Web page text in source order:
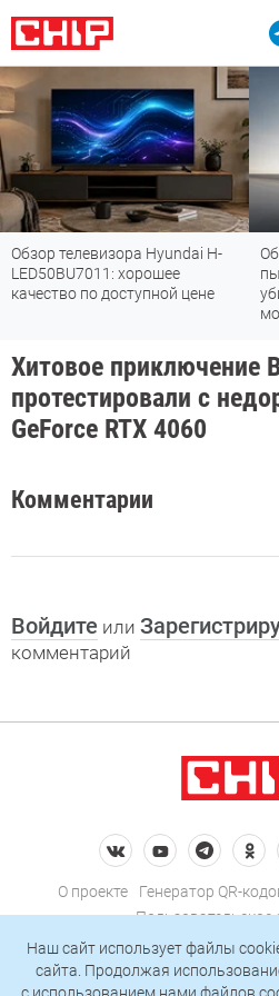
Обзор телевизора Hyundai H-
LED50BU7011: хорошее
качество по доступной цене
Хитовое приключение
протестировали с
GeForce RTX 4060
Комментарии
Войдите или
комментарий
О проекте Генератор QR-
Пользовательское
Политика
Подписаться на
Наш сайт использует файлы
сайта. Продолжая